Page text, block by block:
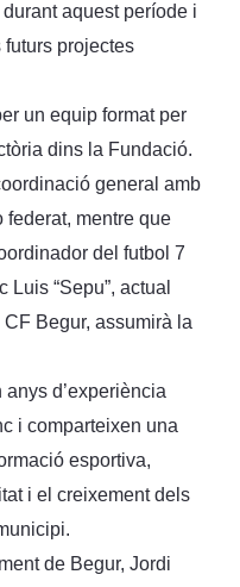
aquest període i
projectes
un equip format per
dins la Fundació.
general amb
federat, mentre que
del futbol 7
“Sepu”, actual
Begur, assumirà la
d’experiència
i comparteixen una
esportiva,
i el creixement dels
de Begur, Jordi